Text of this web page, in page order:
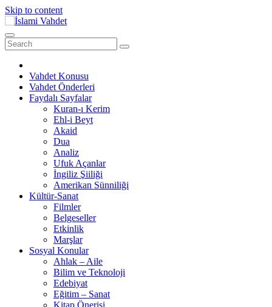
Skip to content
Vahdet Konusu
Vahdet Önderleri
Faydalı Sayfalar
Kuran-ı Kerim
Ehl-i Beyt
Akaid
Dua
Analiz
Ufuk Açanlar
İngiliz Şiiliği
Amerikan Sünniliği
Kültür-Sanat
Filmler
Belgeseller
Etkinlik
Marşlar
Sosyal Konular
Ahlak – Aile
Bilim ve Teknoloji
Edebiyat
Eğitim – Sanat
Kitap Önerisi